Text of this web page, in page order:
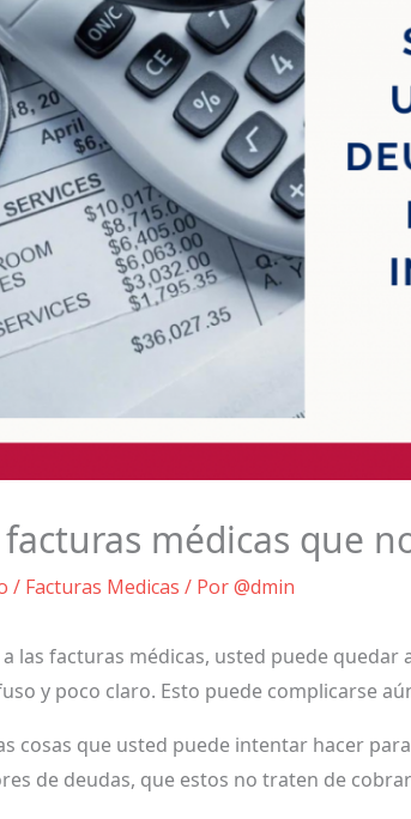
médicas que
/ Facturas Medicas / Por@dmin
las facturas médicas, usted puede
y poco claro. Esto puede complicarse
cosas que usted puede intentar hacer
de deudas, que estos no traten de